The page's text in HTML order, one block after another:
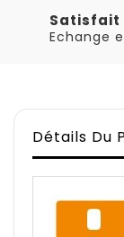
Satisfait
Echange
Détails Du